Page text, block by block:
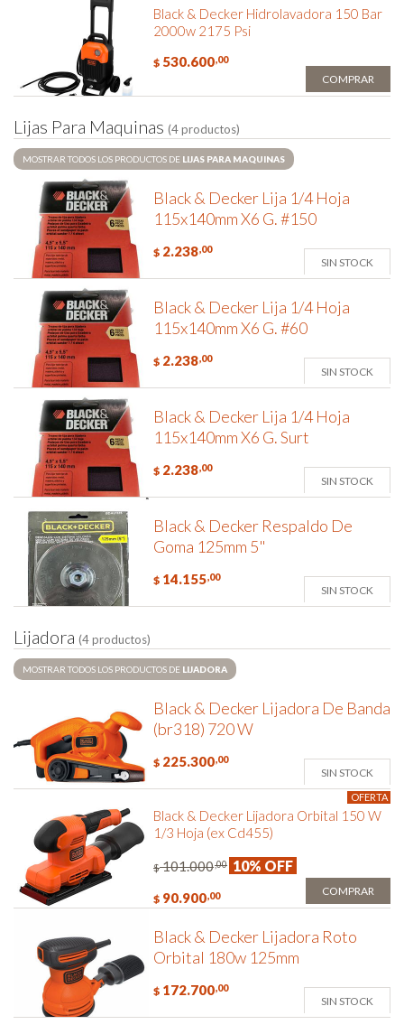
Black & Decker Hidrolavadora 150 Bar
2000w 2175 Psi
$ 530.600,00
COMPRAR
L ijas Para Maquinas (4 productos)
MOSTRAR TODOS LOS PRODUCTOS DE LIJAS PARA MAQUINAS
Black & Decker Lija 1/4 Hoja
115x140mm X6 G. #150
$ 2.238,00
SIN STOCK
Black & Decker Lija 1/4 Hoja
115x140mm X6 G. #60
$ 2.238,00
SIN STOCK
Black & Decker Lija 1/4 Hoja
115x140mm X6 G. Surt
$ 2.238,00
SIN STOCK
Black & Decker Respaldo De
Goma 125mm 5"
$ 14.155,00
SIN STOCK
L ijadora (4 productos)
MOSTRAR TODOS LOS PRODUCTOS DE LIJADORA
Black & Decker Lijadora De Banda
(br318) 720 W
$ 225.300,00
SIN STOCK
OFERTA
Black & Decker Lijadora Orbital 150 W
1/3 Hoja (ex Cd455)
$ 101.000,00 10% OFF
$ 90.900,00 COMPRAR
Black & Decker Lijadora Roto
Orbital 180w 125mm
$ 172.700,00
SIN STOCK